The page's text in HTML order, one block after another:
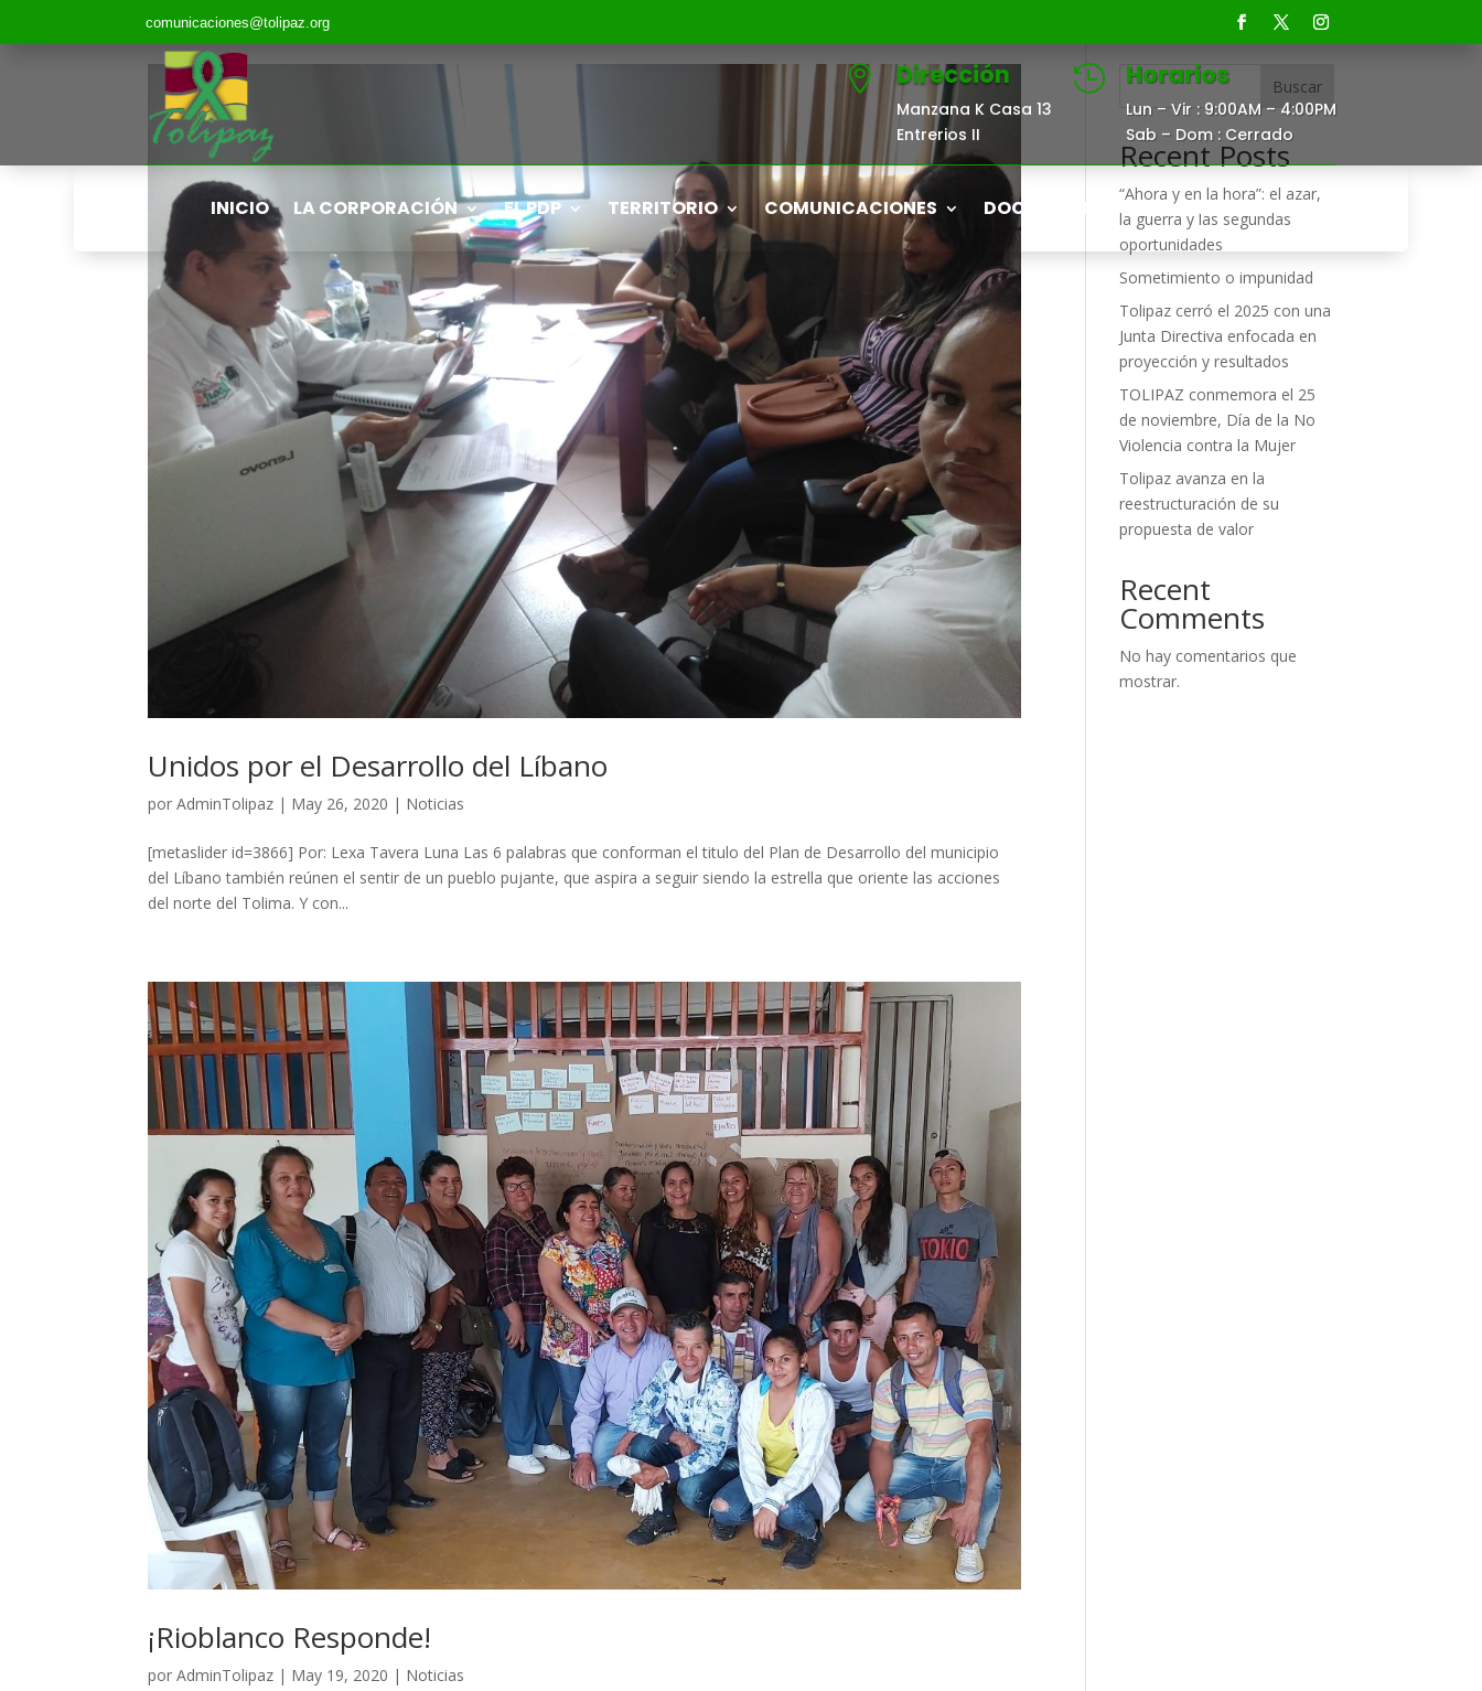
comunicaciones@tolipaz.org
 Dirección
Manzana K Casa 13
Entrerios II
 Horarios
Lun – Vir : 9:00AM – 4:00PM
Sab – Dom : Cerrado
INICIO LA CORPORACIÓN EL PDP TERRITORIO COMUNICACIONES DOCUMENTOS CONTACTO
Unidos por el Desarrollo del Líbano
porAdminTolipaz | May 26, 2020 | Noticias
[metaslider id=3866] Por: Lexa Tavera Luna Las 6 palabras que conforman el titulo del Plan de Desarrollo del municipio
del Líbano también reúnen el sentir de un pueblo pujante, que aspira a seguir siendo la estrella que oriente las acciones
del norte del Tolima. Y con...
¡Rioblanco Responde!
porAdminTolipaz | May 19, 2020 | Noticias
Buscar
Recent Posts
“Ahora y en la hora”: el azar,
la guerra y las segundas
oportunidades
Sometimiento o impunidad
Tolipaz cerró el 2025 con una
Junta Directiva enfocada en
proyección y resultados
TOLIPAZ conmemora el 25
de noviembre, Día de la No
Violencia contra la Mujer
Tolipaz avanza en la
reestructuración de su
propuesta de valor
Recent
Comments
No hay comentarios que
mostrar.